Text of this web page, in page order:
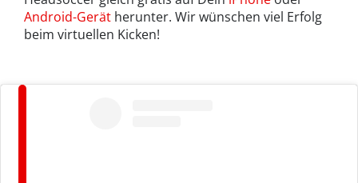
Android-Gerät herunter. Wir wünschen viel Erfolg
beim virtuellen Kicken!